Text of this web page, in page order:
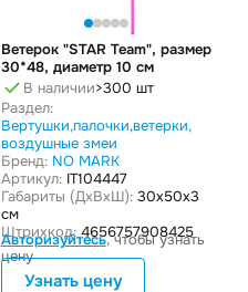
Ветерок "STAR Team", размер
30*48, диаметр 10 см
В наличии>300 шт
Раздел:
Вертушки,палочки,ветерки,
воздушные змеи
Бренд: NO MARK
Артикул:IT104447
Габариты (ДxВxШ):30x50x3
см
Штрихкод:4656757908425
Авторизуйтесь, чтобы узнать
цену
Узнать цену